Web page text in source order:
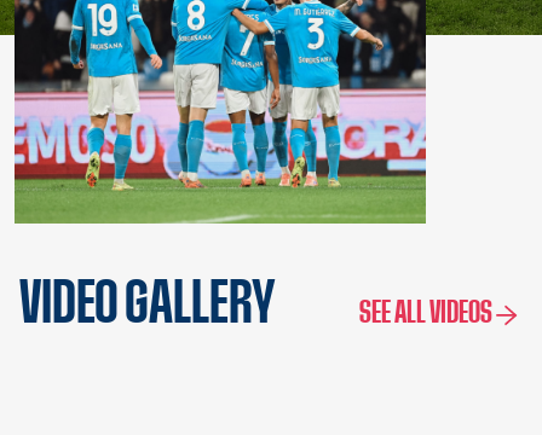
VIDEO GALLERY SEE ALL VIDEOS